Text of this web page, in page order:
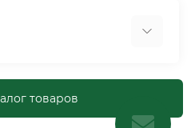
животные и птицы
товаров